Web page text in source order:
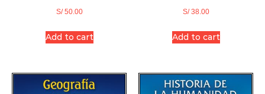
S/50.00
Add to cart
S/38.00
Add to cart